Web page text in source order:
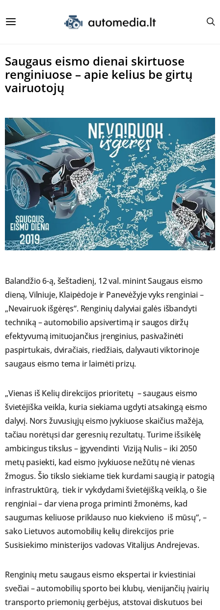
Saugaus eismo dienai skirtuose
renginiuose – apie kelius be girtų
vairuotojų
Balandžio 6-ą, šeštadienį, 12 val. minint Saugaus eismo
dieną, Vilniuje, Klaipėdoje ir Panevėžyje vyks renginiai –
„Nevairuok išgėręs“. Renginių dalyviai galės išbandyti
techniką – automobilio apsivertimą ir saugos diržų
efektyvumą imituojančius įrenginius, pasivažinėti
paspirtukais, dviračiais, riedžiais, dalyvauti viktorinoje
saugaus eismo tema ir laimėti prizų.
„Vienas iš Kelių direkcijos prioritetų – saugaus eismo
švietėjiška veikla, kuria siekiama ugdyti atsakingą eismo
dalyvį. Nors žuvusiųjų eismo įvykiuose skaičius mažėja,
tačiau norėtųsi dar geresnių rezultatų. Turime išsikėlę
ambicingus tikslus – įgyvendinti Viziją Nulis – iki 2050
metų pasiekti, kad eismo įvykiuose nežūtų nė vienas
žmogus. Šio tikslo siekiame tiek kurdami saugią ir patogią
infrastruktūrą, tiek ir vykdydami švietėjišką veiklą, o šie
renginiai – dar viena proga priminti žmonėms, kad
saugumas keliuose priklauso nuo kiekvieno iš mūsų“, –
sako Lietuvos automobilių kelių direkcijos prie
Susisiekimo ministerijos vadovas Vitalijus Andrejevas.
Renginių metu saugaus eismo ekspertai ir kviestiniai
svečiai – automobilių sporto bei klubų, vienijančių įvairių
transporto priemonių gerbėjus, atstovai diskutuos bei